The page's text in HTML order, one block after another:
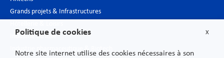
Grands projets & Infrastructures
Industrie du luxe
Industrie pharmaceutique & Biotech
X
Politique de cookies
Notre site internet utilise des cookies nécessaires à son